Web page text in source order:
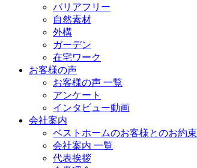
バリアフリー
自然素材
外構
ガーデン
在宅ワーク
お客様の声
お客様の声 一覧
アンケート
インタビュー動画
会社案内
ベストホームのお客様とのお約束
会社案内 一覧
代表挨拶